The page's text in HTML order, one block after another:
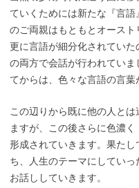
ていくためには新たな『言
のご両親はもともとオース
更に言語が細分化されてい
の両方で会話が行われてい
てからは、色々な言語の言葉
この辺りから既に他の人と
ますが、この後さらに色濃
形成されていきます。果た
ち、人生のテーマにしてい
お話ししていきます。